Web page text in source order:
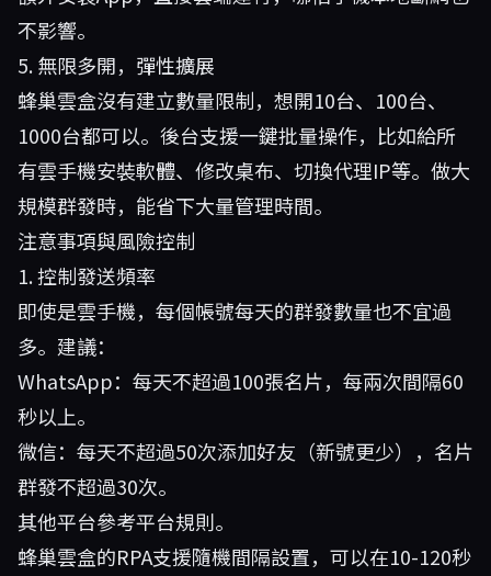
不影響。
5. 無限多開，彈性擴展
蜂巢雲盒沒有建立數量限制，想開10台、100台、
1000台都可以。後台支援一鍵批量操作，比如給所
有雲手機安裝軟體、修改桌布、切換代理IP等。做大
規模群發時，能省下大量管理時間。
注意事項與風險控制
1. 控制發送頻率
即使是雲手機，每個帳號每天的群發數量也不宜過
多。建議：
WhatsApp：每天不超過100張名片，每兩次間隔60
秒以上。
微信：每天不超過50次添加好友（新號更少），名片
群發不超過30次。
其他平台參考平台規則。
蜂巢雲盒的RPA支援隨機間隔設置，可以在10-120秒